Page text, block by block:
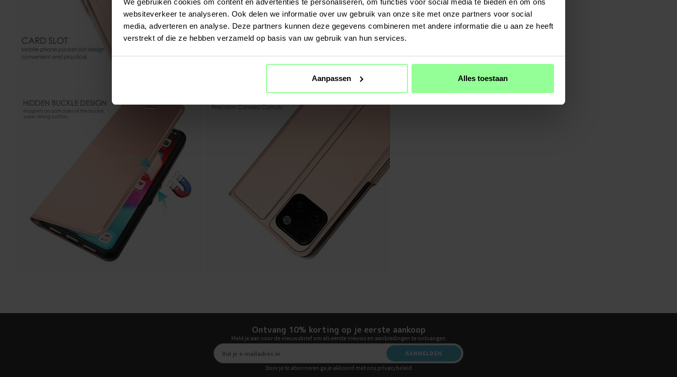
We gebruiken cookies om content en advertenties te personaliseren, om functies voor social media te bieden en om ons
websiteverkeer te analyseren. Ook delen we informatie over uw gebruik van onze site met onze partners voor social
media, adverteren en analyse. Deze partners kunnen deze gegevens combineren met andere informatie die u aan ze heeft
verstrekt of die ze hebben verzameld op basis van uw gebruik van hun services.
Aanpassen Alles toestaan
Ontvang 10% korting op je eerste aankoop
Meld je aan voor de nieuwsbrief om als eerste nieuws en aanbiedingen te ontvangen
AANMELDEN
Door je te abonneren ga je akkoord met ons privacybeleid